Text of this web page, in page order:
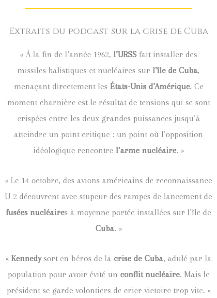
Extraits du podcast sur la crise de Cuba
« À la fin de l’année 1962, l’URSS fait installer des
missiles balistiques et nucléaires sur l’île de Cuba,
menaçant directement les États-Unis d’Amérique. Ce
moment charnière est le résultat de tensions qui se sont
crispées entre les deux grandes puissances jusqu’à
atteindre un point critique : un point où l’opposition
idéologique rencontre l’arme nucléaire. »
« Le 14 octobre, des avions américains de reconnaissance
U-2 découvrent avec stupeur des rampes de lancement de
fusées nucléaires à moyenne portée installées sur l’île de
Cuba. »
« Kennedysort en héros de la crise de Cuba, adulé par la
population pour avoir évité un conflit nucléaire. Mais le
président se garde volontiers de crier victoire trop vite. »